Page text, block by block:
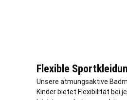
Flexible
Unsere atmungsaktive
Kinder bietet Flexibilität bei